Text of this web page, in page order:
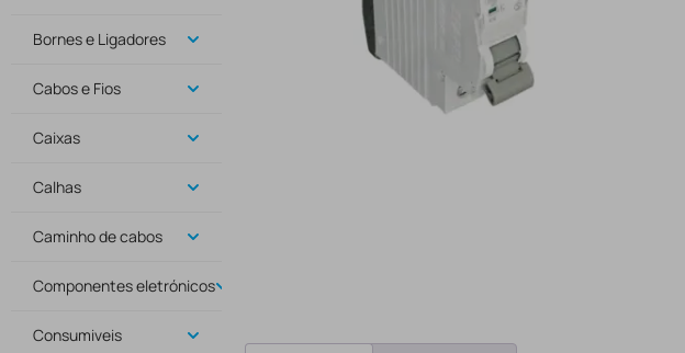
Bornes e Ligadores
Cabos e Fios
Caixas
Calhas
Caminho de cabos
Componentes eletrónicos
Consumiveis